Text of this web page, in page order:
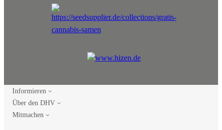
Informieren
Über den DHV
Mitmachen